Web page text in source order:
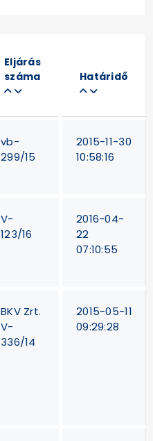
Eljárás
száma
Határidő
vb-
299/15
2015-11-30
10:58:16
V-
123/16
2016-04-
22
07:10:55
BKV Zrt.
V-
336/14
2015-05-11
09:29:28